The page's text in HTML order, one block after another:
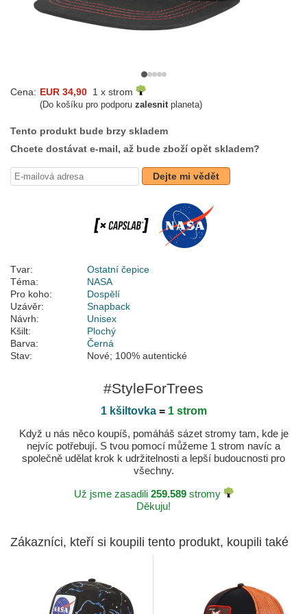
Cena: EUR 34,90 1 x strom
(Do košíku pro podporu zalesnitplaneta)
Tento produkt bude brzy skladem
Chcete dostávat e-mail, až bude zboží opět skladem?
Dejte mi vědět
Tvar:
Ostatní čepice
Téma:
NASA
Pro koho:
Dospělí
Uzávěr:
Snapback
Návrh:
Unisex
Kšilt:
Plochý
Barva:
Černá
Stav:
Nové; 100% autentické
#StyleForTrees
1 kšiltovka= 1 strom
Když u nás něco koupíš, pomáháš sázet stromy tam, kde je
nejvíc potřebují. S tvou pomocí můžeme 1 strom navíc a
společně udělat krok k udržitelnosti a lepší budoucnosti pro
všechny.
Už jsme zasadili 259.589stromy
Děkuju!
Zákazníci, kteří si koupili tento produkt, koupili také